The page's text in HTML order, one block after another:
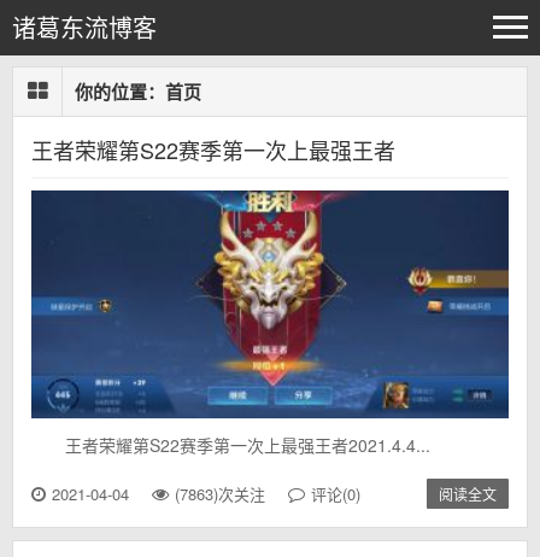
诸葛东流博客
你的位置： 首页
王者荣耀第S22赛季第一次上最强王者
王者荣耀第S22赛季第一次上最强王者2021.4.4...
2021-04-04 (7863)次关注 评论(0) 阅读全文